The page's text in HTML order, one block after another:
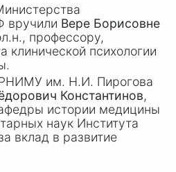
вручили Вере Борисовне
профессору,
клинической психологии
РНИМУ им. Н.И. Пирогова
Константинов,
истории медицины
наук Института
вклад в развитие